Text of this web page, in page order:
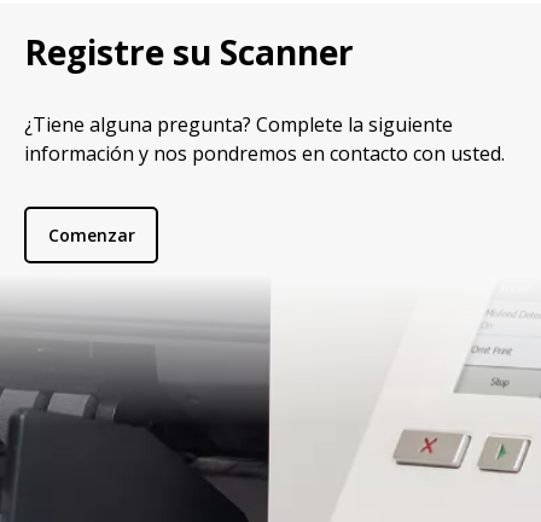
Registre su Scanner
¿Tiene alguna pregunta? Complete la siguiente
información y nos pondremos en contacto con usted.
Comenzar